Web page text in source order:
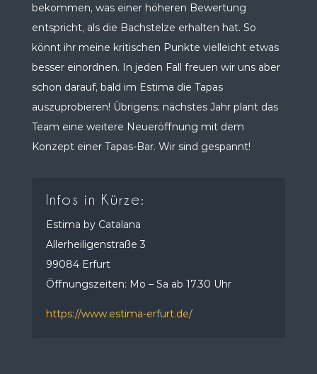
bekommen, was einer höheren Bewertung
entspricht, als die Bachstelze erhalten hat. So
könnt ihr meine kritischen Punkte vielleicht etwas
besser einordnen. In jeden Fall freuen wir uns aber
schon darauf, bald im Estima die Tapas
auszuprobieren! Übrigens: nächstes Jahr plant das
Team eine weitere Neueröffnung mit dem
Konzept einer Tapas-Bar. Wir sind gespannt!
Infos in Kürze:
Estima by Catalana
Allerheiligenstraße 3
99084 Erfurt
Öffnungszeiten: Mo – Sa ab 17.30 Uhr
https://www.estima-erfurt.de/